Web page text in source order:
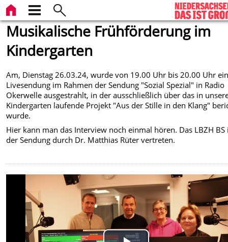
Musikalische Frühförderung im
Kindergarten
Am, Dienstag 26.03.24, wurde von 19.00 Uhr bis 20.00 Uhr
Livesendung im Rahmen der Sendung "Sozial Spezial" in Radio
Okerwelle ausgestrahlt, in der ausschließlich über das in
Kindergarten laufende Projekt "Aus der Stille in den Klang"
wurde.
Hier kann man das Interview noch einmal hören. Das LBZH BS
der Sendung durch Dr. Matthias Rüter vertreten.